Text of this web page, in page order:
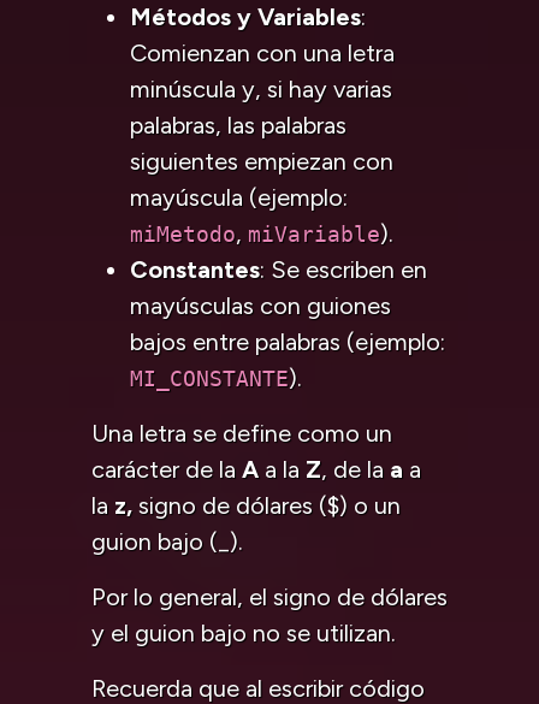
Métodos y Variables:
Comienzan con una letra
minúscula y, si hay varias
palabras, las palabras
siguientes empiezan con
mayúscula (ejemplo:
miMetodo, miVariable).
Constantes: Se escriben en
mayúsculas con guiones
bajos entre palabras (ejemplo:
MI_CONSTANTE).
Una letra se define como un
carácter de la A a la Z, de la a a
la z, signo de dólares ($) o un
guion bajo (_).
Por lo general, el signo de dólares
y el guion bajo no se utilizan.
Recuerda que al escribir código